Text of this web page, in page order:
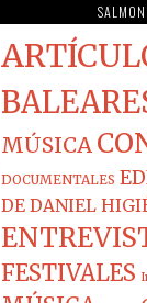
MÚSICA
DOCUMENTALES
DE DANIEL
FESTIVALES